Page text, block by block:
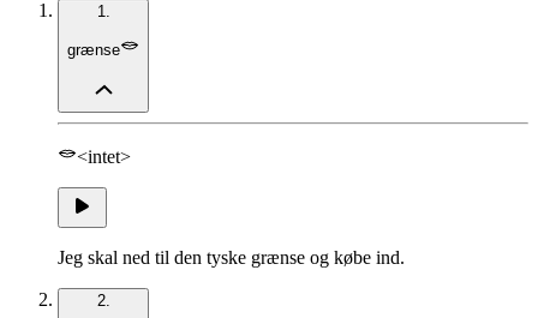
1.
grænse
<intet>
Jeg skal ned til den tyske grænse og købe ind.
2.